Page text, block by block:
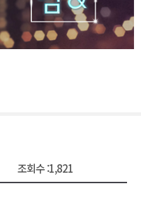
조회수 :1,821